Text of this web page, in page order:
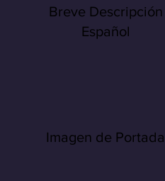
Breve Descripción
Español
Imagen de Portada